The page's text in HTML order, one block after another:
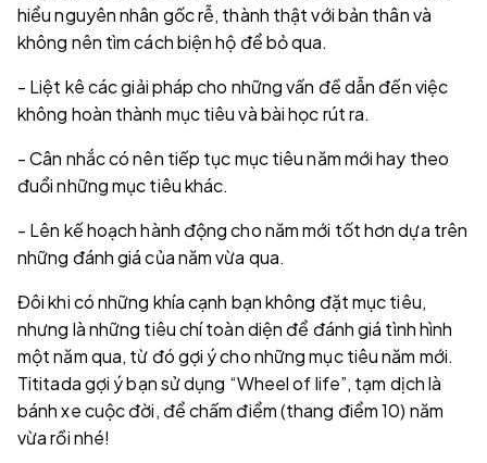
hiểu nguyên nhân gốc rễ, thành thật với bản thân và
không nên tìm cách biện hộ để bỏ qua.
- Liệt kê các giải pháp cho những vấn đề dẫn đến việc
không hoàn thành mục tiêu và bài học rút ra.
- Cân nhắc có nên tiếp tục mục tiêu năm mới hay theo
đuổi những mục tiêu khác.
- Lên kế hoạch hành động cho năm mới tốt hơn dựa trên
những đánh giá của năm vừa qua.
Đôi khi có những khía cạnh bạn không đặt mục tiêu,
nhưng là những tiêu chí toàn diện để đánh giá tình hình
một năm qua, từ đó gợi ý cho những mục tiêu năm mới.
Tititada gợi ý bạn sử dụng “Wheel of life”, tạm dịch là
bánh xe cuộc đời, để chấm điểm (thang điểm 10) năm
vừa rồi nhé!